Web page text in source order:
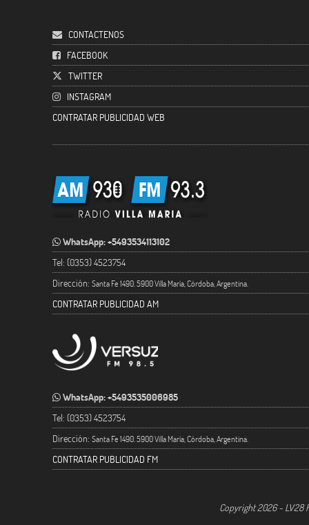
CONTACTENOS
FACEBOOK
TWITTER
INSTAGRAM
CONTRATAR PUBLICIDAD WEB
WhatsApp: +5493534113102
Tel: (0353) 4523754
Dirección: Santa Fe 1490. 5900 Villa María, Córdoba, Argentina.
CONTRATAR PUBLICIDAD AM
WhatsApp: +5493535006985
Tel: (0353) 4523754
Dirección: Santa Fe 1490. 5900 Villa María, Córdoba, Argentina.
CONTRATAR PUBLICIDAD FM
Copyright 2026 - LV28